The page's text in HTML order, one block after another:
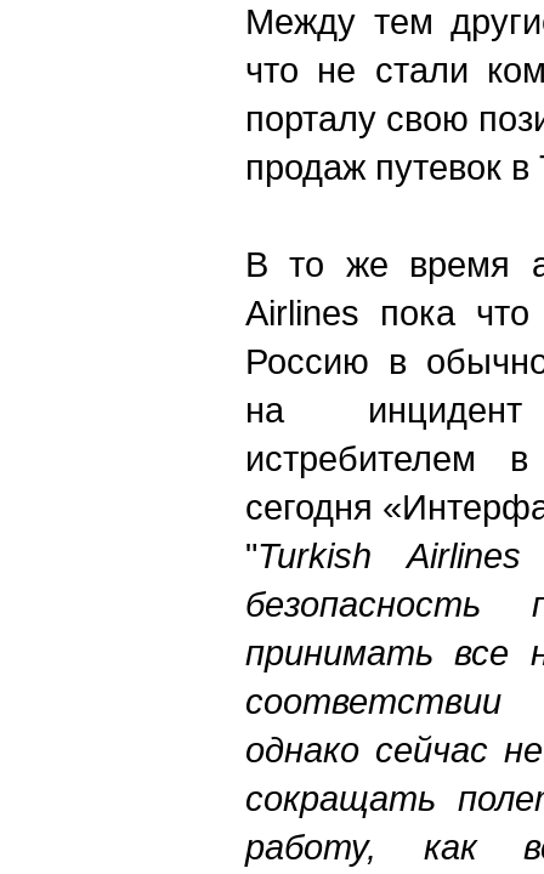
Между тем
что не стали
порталу свою
продаж путевок
В то же время
Airlines пока
Россию в
на
истребителем
сегодня
"Turkish
принимать все
соответствии
однако сейчас
сокращать
работу, как